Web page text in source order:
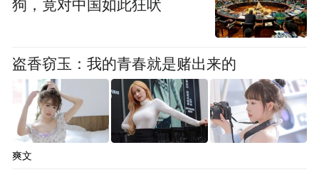
和枣羊”产品供应商之间的交流合作，吸引更
提升“永和枣羊”品牌知名度，让“永和枣羊”
产品走向更广阔的市场，让更多的人品尝到
这份独特的美味。
永和县相关负责人表示，未来将继续加大对
狗，竟对中国如此狂吠
盗香窃玉：我的青春就是赌出来的
爽文